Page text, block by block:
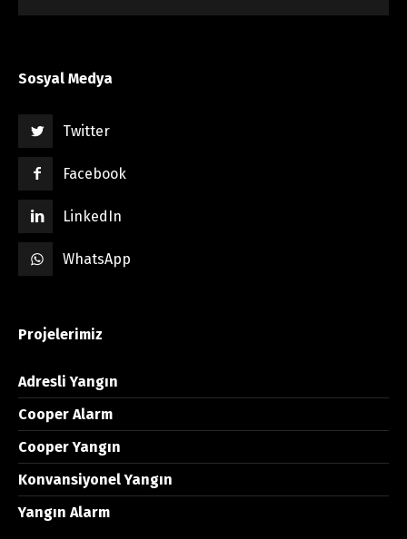
Sosyal Medya
Twitter
Facebook
LinkedIn
WhatsApp
Projelerimiz
Adresli Yangın
Cooper Alarm
Cooper Yangın
Konvansiyonel Yangın
Yangın Alarm